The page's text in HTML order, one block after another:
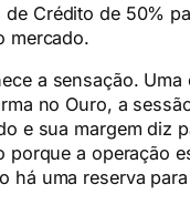
de Crédito de 50%
mercado.
a sensação.
no Ouro, a
e sua margem diz
porque a operação
há uma reserva